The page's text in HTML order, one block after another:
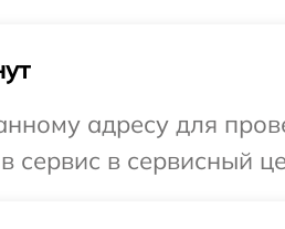
адресу для
сервис в сервисный